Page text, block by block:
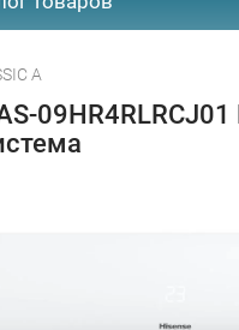
A